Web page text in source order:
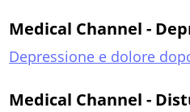
Medical Channel -
Depressione e dolore
Medical Channel -